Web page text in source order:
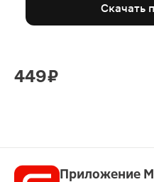
Скачать
449 ₽
Приложение